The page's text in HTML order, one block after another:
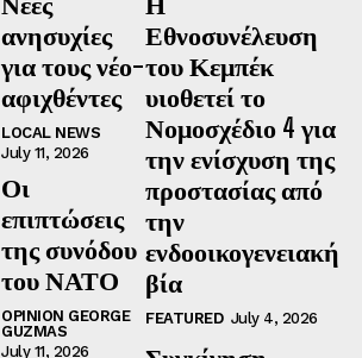
ανησυχίες
για τους νέο-
αφιχθέντες
LOCAL NEWS
July 11, 2026
Οι
επιπτώσεις
της συνόδου
του ΝΑΤΟ
OPINION GEORGE
GUZMAS
July 11, 2026
Εθνοσυνέλευση
του Κεμπέκ
υιοθετεί το
Νομοσχέδιο 4 για
την ενίσχυση της
προστασίας από
την
ενδοοικογενειακή
βία
FEATURED July 4, 2026